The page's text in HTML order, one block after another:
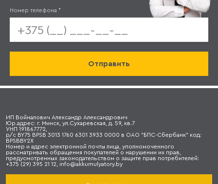
Номер телефона *
ИП Войналович Александр Александрович
Юр.адрес: г. Минск, ул.Сухаревская, д. 59, кв.7
УНП 191867772,
р/с BY75 BPSB 3013 1760 6301 3933 0000 в ОАО "БПС-Сбербанк" код:
BPSBBY2X
Номер и адрес электронной почты лица, уполномоченного
рассматривать обращения покупателей о нарушении их прав,
предусмотренных законодательством о защите прав потребителей:
+375 (29) 395 21 12, info@akkumulyatory.by